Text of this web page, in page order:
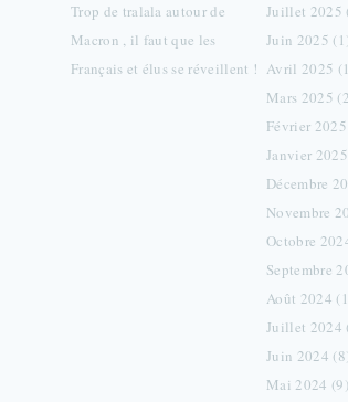
Trop de tralala autour de
Macron , il faut que les
Français et élus se réveillent !
Juillet 2025
Juin 2025
Avril 2025
Mars 2025
Février
Janvier
Décembre
Novembre
Octobre
Septembre
Août 2024
Juillet 2024
Juin 2024
Mai 2024 (9)